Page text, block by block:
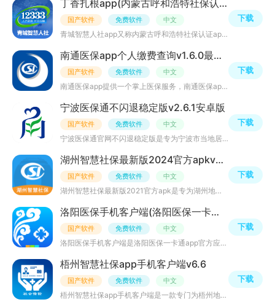
丁香扎根app(内蒙古呼和浩特社保认证app)v2.2.4手机客户端
国产软件 免费软件 中文
青城智慧人社app又称内蒙古呼和浩特社保认证app，是一款专为呼和浩特青城地区人民打造的线上社保服务软件，
下载
南通医保app个人缴费查询v1.6.0最新版
国产软件 免费软件 中文
南通医保app提供一个掌上医保服务，南通医保app是为广大医疗参保人员的惠民服务平台，整合了南通市的医疗资
下载
宁波医保通不闪退稳定版v2.6.1安卓版
国产软件 免费软件 中文
宁波医保通官网不闪退稳定版是专为宁波市当地居民打造的智慧医保在线服务平台；为用户提供在线医保办理，就
下载
湖州智慧社保最新版2024官方apkv3.0认证端
国产软件 免费软件 中文
湖州智慧社保最新版2021官方apk是专为湖州地区的居民们打造的人力资源和社会保障服务平台，为用户提供社保公
下载
洛阳医保手机客户端(洛阳医保一卡通app)v2.1.1官方最新版
国产软件 免费软件 中文
洛阳医保手机客户端是洛阳医保一卡通app官方应用程序，通过移动互联网为用户提供就医购药、线上预约挂号、诊
下载
梧州智慧社保app手机客户端v6.6
国产软件 免费软件 中文
梧州智慧社保app手机客户端是一款专门为梧州地区的用户打造的网上社保缴费查询app，支持在线缴费、查询个人
下载